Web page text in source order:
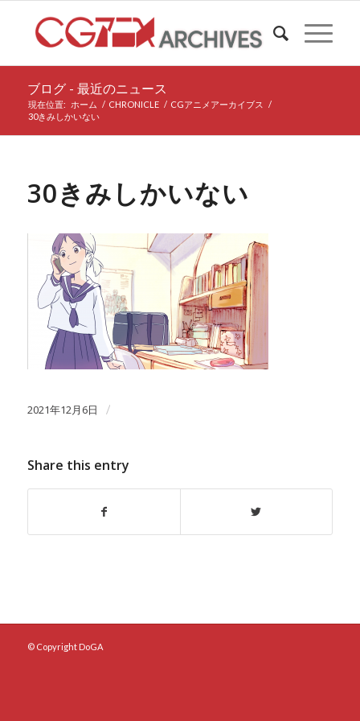
ブログ - 最近のニュース
現在位置: ホーム / CHRONICLE / CGアニメアーカイブス
/
30きみしかいない
30きみしかいない
2021年12月6日 /
Share this entry
© Copyright DoGA